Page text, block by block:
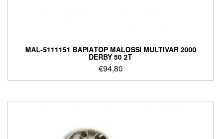
MAL-5111151 ΒΑΡΙΑΤΟΡ MALOSSI MULTIVAR 2000
DERBY 50 2T
€94,80